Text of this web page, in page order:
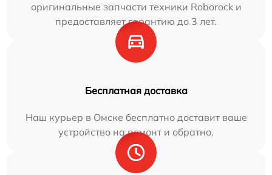
оригинальные запчасти техники Roborock и
предоставляет гарантию до 3 лет.
Бесплатная доставка
Наш курьер в Омске бесплатно доставит ваше
устройство на ремонт и обратно.